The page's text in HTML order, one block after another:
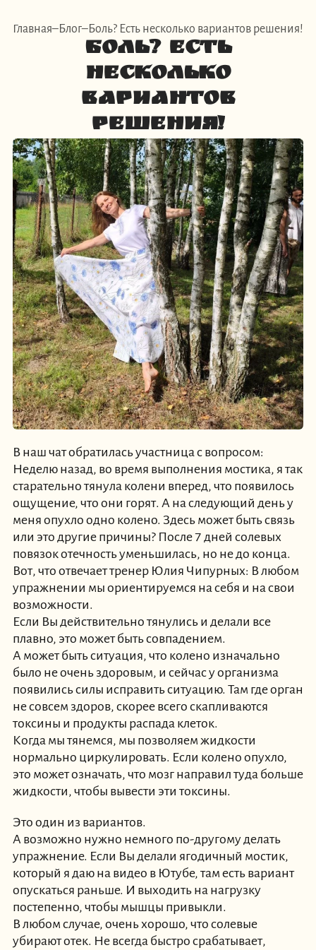
Главная Блог Боль? Есть несколько вариантов решения!
Боль? Есть
несколько
вариантов
решения!
В наш чат обратилась участница с вопросом:
Неделю назад, во время выполнения мостика, я так
старательно тянула колени вперед, что появилось
ощущение, что они горят. А на следующий день у
меня опухло одно колено. Здесь может быть связь
или это другие причины? После 7 дней солевых
повязок отечность уменьшилась, но не до конца.
Вот, что отвечает тренер Юлия Чипурных: В любом
упражнении мы ориентируемся на себя и на свои
возможности.
Если Вы действительно тянулись и делали все
плавно, это может быть совпадением.
А может быть ситуация, что колено изначально
было не очень здоровым, и сейчас у организма
появились силы исправить ситуацию. Там где орган
не совсем здоров, скорее всего скапливаются
токсины и продукты распада клеток.
Когда мы тянемся, мы позволяем жидкости
нормально циркулировать. Если колено опухло,
это может означать, что мозг направил туда больше
жидкости, чтобы вывести эти токсины.
Это один из вариантов.
А возможно нужно немного по-другому делать
упражнение. Если Вы делали ягодичный мостик,
который я даю на видео в Ютубе, там есть вариант
опускаться раньше. И выходить на нагрузку
постепенно, чтобы мышцы привыкли.
В любом случае, очень хорошо, что солевые
убирают отек. Не всегда быстро срабатывает,